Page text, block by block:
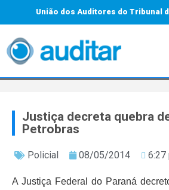
União dos Auditores do Tribunal
Justiça decreta quebra
Petrobras
Policial 08/05/2014 6:27
A Justiça Federal do Paraná